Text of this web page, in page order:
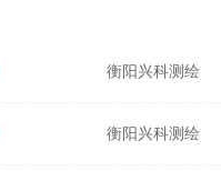
衡阳兴科测绘
衡阳兴科测绘